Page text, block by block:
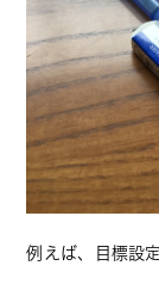
例えば、目標設